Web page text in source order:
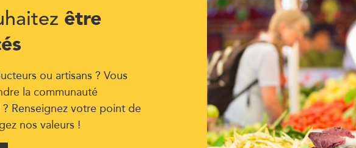
être
ou artisans ? Vous
la communauté
Renseignez votre point de
nos valeurs !